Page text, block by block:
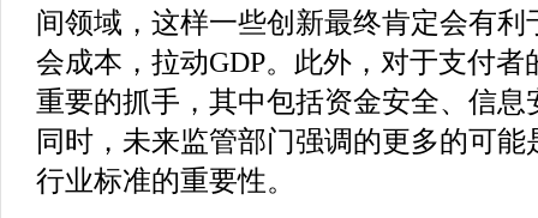
间领域，这样一些创新最终肯定会有
会成本，拉动GDP。此外，对于支付
重要的抓手，其中包括资金安全、信息
同时，未来监管部门强调的更多的可
行业标准的重要性。